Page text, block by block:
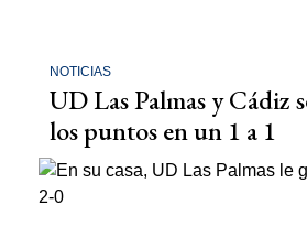
NOTICIAS
UD Las Palmas y Cádiz
los puntos en un 1 a 1